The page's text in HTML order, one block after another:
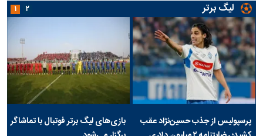
لیگ برتر
پرسپولیس از جذب حسین‌نژاد عقب
بازی‌های لیگ برتر فوتبال با تماشاگر
۱ ۲